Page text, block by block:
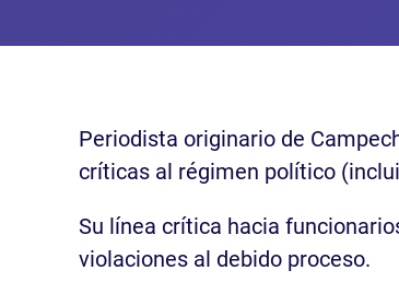
Periodista originario de
críticas al régimen político
Su línea crítica hacia
violaciones al debido proceso.